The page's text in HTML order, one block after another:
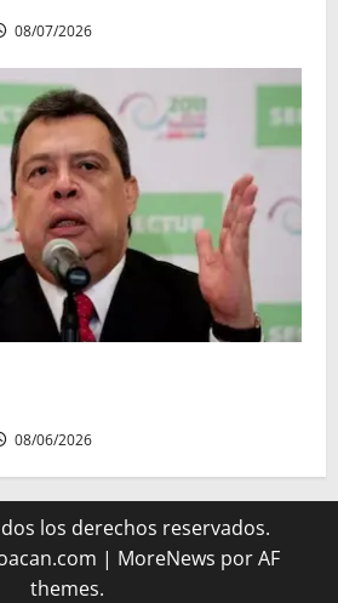
08/07/2026
08/06/2026
los derechos reservados.
| MoreNews por AF
themes.